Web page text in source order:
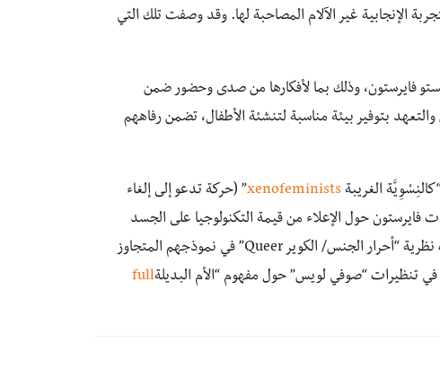
الإنجابية غير الآلام المصاحبة لها. وقد وصفت تلك التي
فايرستون، وذلك بما لأفكارها من صدى وحضور ضمن
والتعهد بتوفير بيئة مناسبة لتنشئة الأطفال، تضمن رفاههم
الغريبة xenofeminists” (حركة تدعو إلى إلغاء
حول الإعلاء من قيمة التكنولوجيا على الجسد
واستخدامها لأغراضٍ تقدمية. كما دعمت فرضياتها أصحاب نظرية “أحرار الجنس/ الكوير Queer” في نموذجهم المتجاوز
في تنظيرات “صوفي لويس” حول مفهوم “الأم البديلةfull